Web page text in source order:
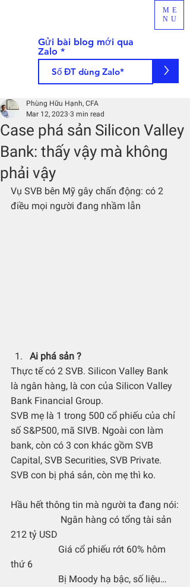
ME
NU
Gửi bài blog mới qua
Zalo
>
Case phá sản Silicon Valley
Bank: thấy vậy mà không
phải vậy
Phùng Hữu Hạnh, CFA
Mar 12, 2023 3 min read
Vụ SVB bên Mỹ gây chấn động: có 2
điều mọi người đang nhầm lẫn
Ai phá sản ?
Thực tế có 2 SVB. Silicon Valley Bank
là ngân hàng, là con của Silicon Valley
Bank Financial Group.
SVB mẹ là 1 trong 500 cổ phiếu của chỉ
số S&P500, mã SIVB. Ngoài con làm
bank, còn có 3 con khác gồm SVB
Capital, SVB Securities, SVB Private.
SVB con bị phá sản, còn mẹ thì ko.
Hầu hết thông tin mà người ta đang nói:
212 tỷ USD
thứ 6
                    Bị Moody hạ bậc, số liệu…